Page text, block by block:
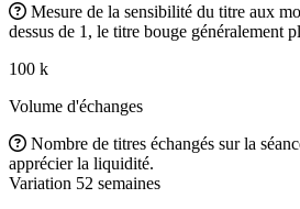
Mesure de la sensibilité du titre aux
dessus de 1, le titre bouge généralement
100 k
Volume d'échanges
Nombre de titres échangés sur la
apprécier la liquidité.
Variation 52 semaines